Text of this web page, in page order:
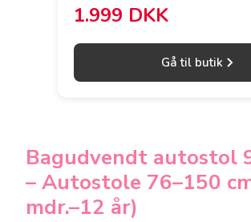
1.999 DKK
Gå til butik
Bagudvendt autostol
– Autostole 76–150
mdr.–12 år)